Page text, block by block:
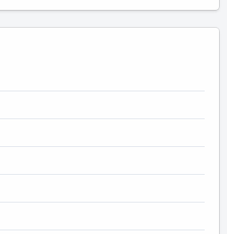
买了睡袋，不知道 1.2 米会不
上线了这部，直到前几天才看
下来有五项是 2019 年的，都是
。